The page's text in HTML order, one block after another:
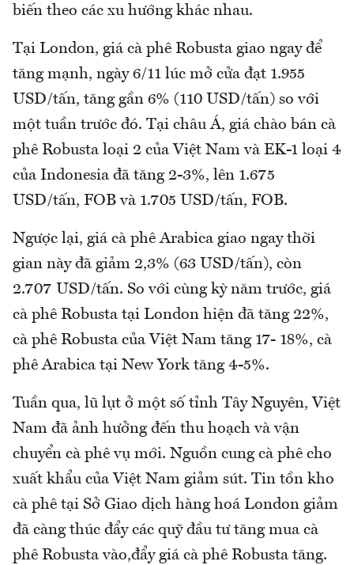
biến theo các xu hướng khác nhau.
Tại London, giá cà phê Robusta giao ngay để
tăng mạnh, ngày 6/11 lúc mở cửa đạt 1.955
USD/tấn, tăng gần 6% (110 USD/tấn) so với
một tuần trước đó. Tại châu Á, giá chào bán cà
phê Robusta loại 2 của Việt Nam và EK-1 loại 4
của Indonesia đã tăng 2-3%, lên 1.675
USD/tấn, FOB và 1.705 USD/tấn, FOB.
Ngược lại, giá cà phê Arabica giao ngay thời
gian này đã giảm 2,3% (63 USD/tấn), còn
2.707 USD/tấn. So với cùng kỳ năm trước, giá
cà phê Robusta tại London hiện đã tăng 22%,
cà phê Robusta của Việt Nam tăng 17- 18%, cà
phê Arabica tại New York tăng 4-5%.
Tuần qua, lũ lụt ở một số tỉnh Tây Nguyên, Việt
Nam đã ảnh hưởng đến thu hoạch và vận
chuyển cà phê vụ mới. Nguồn cung cà phê cho
xuất khẩu của Việt Nam giảm sút. Tin tồn kho
cà phê tại Sở Giao dịch hàng hoá London giảm
đã càng thúc đẩy các quỹ đầu tư tăng mua cà
phê Robusta vào,đẩy giá cà phê Robusta tăng.